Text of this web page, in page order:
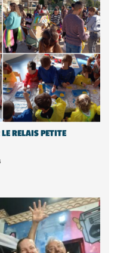
RELAIS PETITE